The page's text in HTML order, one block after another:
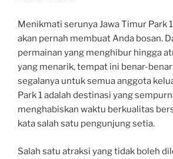
Menikmati serunya Jawa Timur Park
akan pernah membuat Anda bosan.
permainan yang menghibur hingga
yang menarik, tempat ini benar-
segalanya untuk semua anggota
Park 1 adalah destinasi yang
menghabiskan waktu berkualitas
kata salah satu pengunjung setia.
Salah satu atraksi yang tidak boleh